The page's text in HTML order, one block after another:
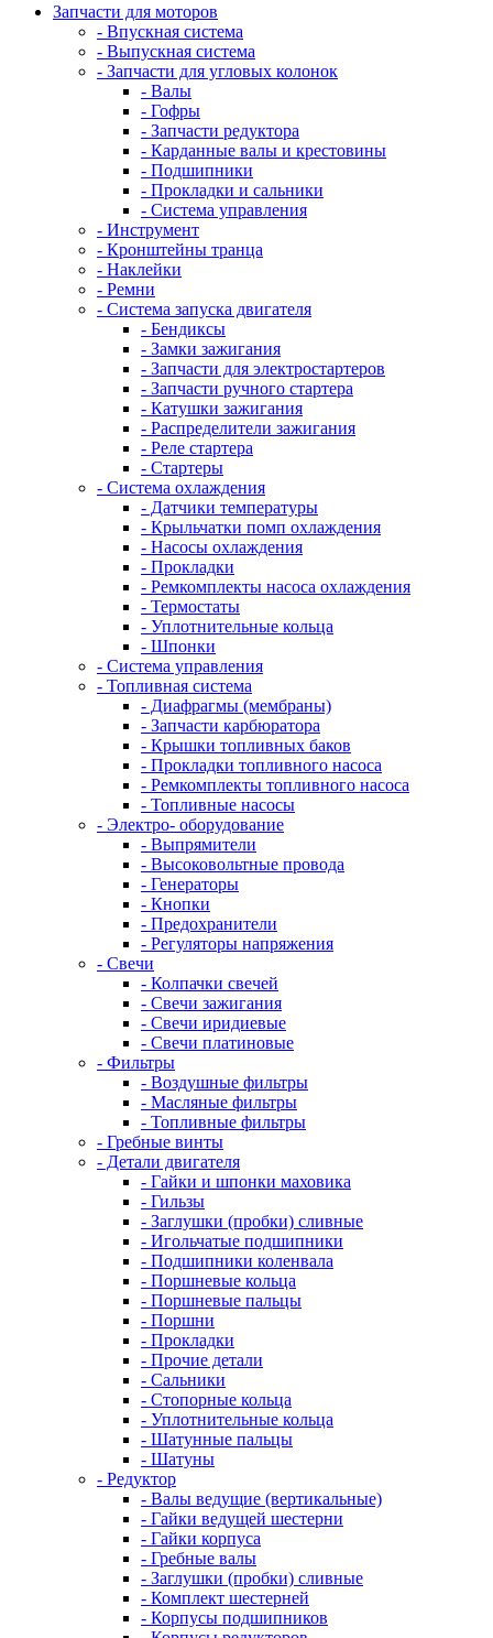
Запчасти для моторов
- Впускная система
- Выпускная система
- Запчасти для угловых колонок
- Валы
- Гофры
- Запчасти редуктора
- Карданные валы и крестовины
- Подшипники
- Прокладки и сальники
- Система управления
- Инструмент
- Кронштейны транца
- Наклейки
- Ремни
- Система запуска двигателя
- Бендиксы
- Замки зажигания
- Запчасти для электростартеров
- Запчасти ручного стартера
- Катушки зажигания
- Распределители зажигания
- Реле стартера
- Стартеры
- Система охлаждения
- Датчики температуры
- Крыльчатки помп охлаждения
- Насосы охлаждения
- Прокладки
- Ремкомплекты насоса охлаждения
- Термостаты
- Уплотнительные кольца
- Шпонки
- Система управления
- Топливная система
- Диафрагмы (мембраны)
- Запчасти карбюратора
- Крышки топливных баков
- Прокладки топливного насоса
- Ремкомплекты топливного насоса
- Топливные насосы
- Электро- оборудование
- Выпрямители
- Высоковольтные провода
- Генераторы
- Кнопки
- Предохранители
- Регуляторы напряжения
- Свечи
- Колпачки свечей
- Свечи зажигания
- Свечи иридиевые
- Свечи платиновые
- Фильтры
- Воздушные фильтры
- Масляные фильтры
- Топливные фильтры
- Гребные винты
- Детали двигателя
- Гайки и шпонки маховика
- Гильзы
- Заглушки (пробки) сливные
- Игольчатые подшипники
- Подшипники коленвала
- Поршневые кольца
- Поршневые пальцы
- Поршни
- Прокладки
- Прочие детали
- Сальники
- Стопорные кольца
- Уплотнительные кольца
- Шатунные пальцы
- Шатуны
- Редуктор
- Валы ведущие (вертикальные)
- Гайки ведущей шестерни
- Гайки корпуса
- Гребные валы
- Заглушки (пробки) сливные
- Комплект шестерней
- Корпусы подшипников